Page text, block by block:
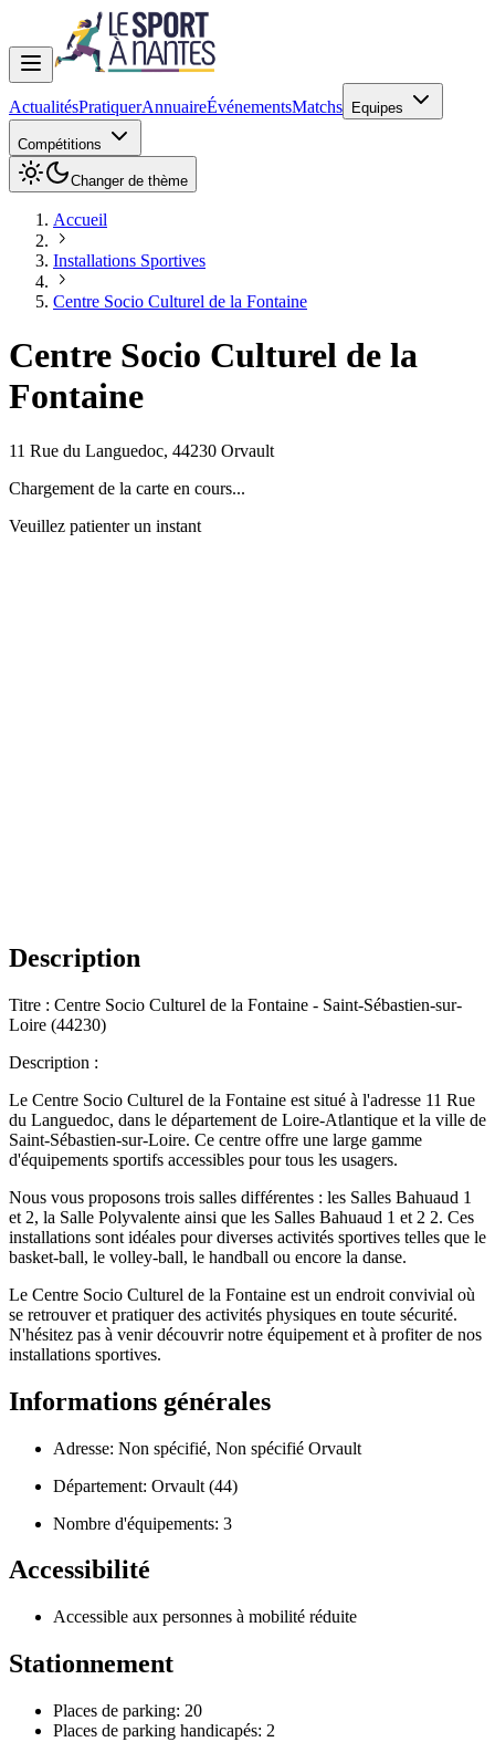
ActualitésPratiquerAnnuaireÉvénementsMatchs Equipes
Compétitions
Changer de thème
Accueil
Installations Sportives
Centre Socio Culturel de la Fontaine
Centre Socio Culturel de la
Fontaine
11 Rue du Languedoc, 44230 Orvault
Chargement de la carte en cours...
Veuillez patienter un instant
Description
Titre : Centre Socio Culturel de la Fontaine - Saint-Sébastien-sur-
Loire (44230)
Description :
Le Centre Socio Culturel de la Fontaine est situé à l'adresse 11 Rue
du Languedoc, dans le département de Loire-Atlantique et la ville de
Saint-Sébastien-sur-Loire. Ce centre offre une large gamme
d'équipements sportifs accessibles pour tous les usagers.
Nous vous proposons trois salles différentes : les Salles Bahuaud 1
et 2, la Salle Polyvalente ainsi que les Salles Bahuaud 1 et 2 2. Ces
installations sont idéales pour diverses activités sportives telles que le
basket-ball, le volley-ball, le handball ou encore la danse.
Le Centre Socio Culturel de la Fontaine est un endroit convivial où
se retrouver et pratiquer des activités physiques en toute sécurité.
N'hésitez pas à venir découvrir notre équipement et à profiter de nos
installations sportives.
Informations générales
Adresse: Non spécifié, Non spécifié Orvault
Département: Orvault (44)
Nombre d'équipements: 3
Accessibilité
Accessible aux personnes à mobilité réduite
Stationnement
Places de parking: 20
Places de parking handicapés: 2